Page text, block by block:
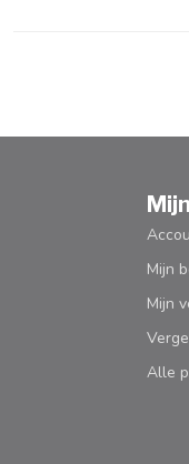
Mijn
Mijn
Alle